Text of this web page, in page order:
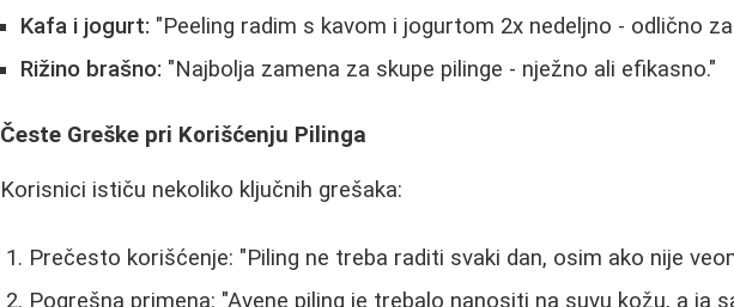
Kafa i jogurt: "Peeling radim s kavom i jogurtom 2x nedeljno - odlično
Rižino brašno: "Najbolja zamena za skupe pilinge - nježno ali efikasno."
Česte Greške pri Korišćenju Pilinga
Korisnici ističu nekoliko ključnih grešaka:
Prečesto korišćenje: "Piling ne treba raditi svaki dan, osim ako nije
Pogrešna primena: "Avene piling je trebalo nanositi na suvu kožu, a ja